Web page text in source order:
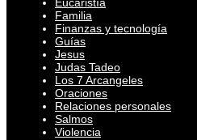
Eucaristía
Familia
Finanzas y tecnología
Guías
Jesus
Judas Tadeo
Los 7 Arcangeles
Oraciones
Relaciones personales
Salmos
Violencia